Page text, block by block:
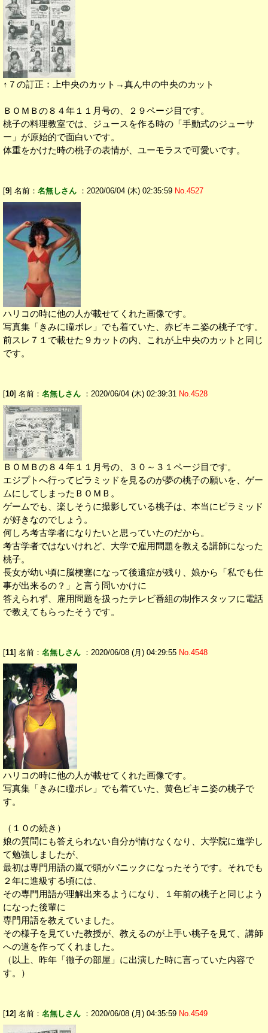
↑７の訂正：上中央のカット→真ん中の中央のカット
ＢＯＭＢの８４年１１月号の、２９ページ目です。
桃子の料理教室では、ジュースを作る時の「手動式のジューサ
ー」が原始的で面白いです。
体重をかけた時の桃子の表情が、ユーモラスで可愛いです。
[9] 名前： 名無しさん ：2020/06/04 (木) 02:35:59 No.4527
ハリコの時に他の人が載せてくれた画像です。
写真集「きみに瞳ボレ」でも着ていた、赤ビキニ姿の桃子です。
前スレ７１で載せた９カットの内、これが上中央のカットと同じ
です。
[10] 名前： 名無しさん ：2020/06/04 (木) 02:39:31 No.4528
ＢＯＭＢの８４年１１月号の、３０～３１ページ目です。
エジプトへ行ってピラミッドを見るのが夢の桃子の願いを、ゲー
ムにしてしまったＢＯＭＢ。
ゲームでも、楽しそうに撮影している桃子は、本当にピラミッド
が好きなのでしょう。
何しろ考古学者になりたいと思っていたのだから。
考古学者ではないけれど、大学で雇用問題を教える講師になった
桃子。
長女が幼い頃に脳梗塞になって後遺症が残り、娘から「私でも仕
事が出来るの？」と言う問いかけに
答えられず、雇用問題を扱ったテレビ番組の制作スタッフに電話
で教えてもらったそうです。
[11] 名前： 名無しさん ：2020/06/08 (月) 04:29:55 No.4548
ハリコの時に他の人が載せてくれた画像です。
写真集「きみに瞳ボレ」でも着ていた、黄色ビキニ姿の桃子で
す。
（１０の続き）
娘の質問にも答えられない自分が情けなくなり、大学院に進学し
て勉強しましたが、
最初は専門用語の嵐で頭がパニックになったそうです。それでも
２年に進級する頃には、
その専門用語が理解出来るようになり、１年前の桃子と同じよう
になった後輩に
専門用語を教えていました。
その様子を見ていた教授が、教えるのが上手い桃子を見て、講師
への道を作ってくれました。
（以上、昨年「徹子の部屋」に出演した時に言っていた内容で
す。）
[12] 名前： 名無しさん ：2020/06/08 (月) 04:35:59 No.4549